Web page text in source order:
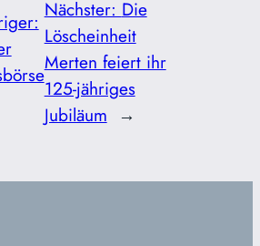
Nächster: Die
Löscheinheit
Merten feiert ihr
125‑jähriges
Jubiläum →